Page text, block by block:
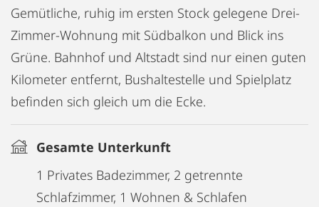
Gemütliche, ruhig im ersten Stock gelegene Drei-
Zimmer-Wohnung mit Südbalkon und Blick ins
Grüne. Bahnhof und Altstadt sind nur einen guten
Kilometer entfernt, Bushaltestelle und Spielplatz
befinden sich gleich um die Ecke.
Gesamte Unterkunft
1 Privates Badezimmer, 2 getrennte
Schlafzimmer, 1 Wohnen & Schlafen